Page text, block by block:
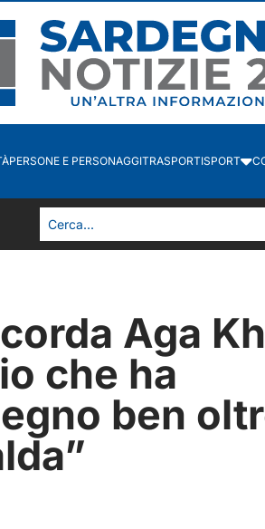
PERSONE E PERSONAGGITRASPORTISPORT
Aga
che ha
ben